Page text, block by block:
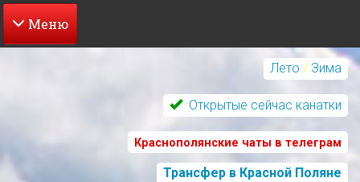
Перейти
Лето / Зима
Открытые сейчас канатки
Краснополянские чаты в телеграм
Трансфер в Красной Поляне